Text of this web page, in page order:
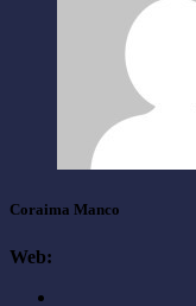
Coraima Manco
Web: